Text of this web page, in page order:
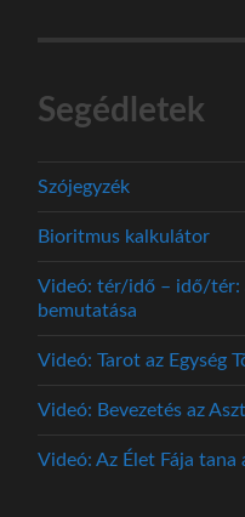
Segédletek
Szójegyzék
Bioritmus kalkulátor
Videó: tér/idő – idő/tér:
bemutatása
Videó: Tarot az Egység
Videó: Bevezetés az
Videó: Az Élet Fája tana